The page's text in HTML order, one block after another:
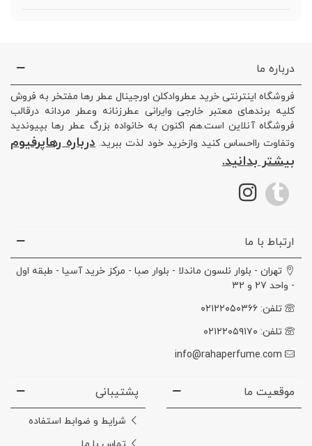
درباره ما
فروشگاه اینترنتی خرید عطروادکلن اورجینال عطر رها مفتخر به فروش
کلیه برندهای معتبر خارجی وایرانی عطرزنانه وعطر مردانه درقالب
فروشگاه آنلاین است.هم اکنون به خانواده بزرگ عطر رها بپیوندید
وتفاوت رااحساس کنید وازخرید خود لذت ببرید. درباره رهاپرفیوم
بیشتر بدانید.
ارتباط با ما
تهران - بلوار نلسون ماندلا - بلوار صبا - مرکز خرید آسیا - طبقه اول
- واحد ۲۷ و ۳۲
تلفن: ۰۲۱۲۲۰۵۰۳۶۶
تلفن: ۰۲۱۲۲۰۵۹۱۷۰
info@rahaperfume.com
موقعیت ما پشتیبانی
شرایط و ضوابط استفاده